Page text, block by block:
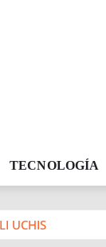
TECNOLOGÍA
UCHIS